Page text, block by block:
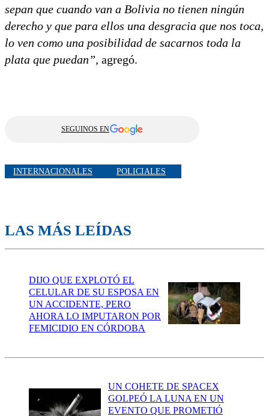
sepan que cuando van a Bolivia no tienen ningún
derecho y que para ellos una desgracia que nos toca,
lo ven como una posibilidad de sacarnos toda la
plata que puedan”, agregó.
SEGUINOS EN
INTERNACIONALES POLICIALES
LAS MÁS LEÍDAS
DIJO QUE EXPLOTÓ EL
CELULAR DE SU ESPOSA EN
UN ACCIDENTE, PERO
AHORA LO IMPUTARON POR
FEMICIDIO EN CÓRDOBA
UN COHETE DE SPACEX
GOLPEÓ LA LUNA EN UN
EVENTO QUE PROMETIÓ